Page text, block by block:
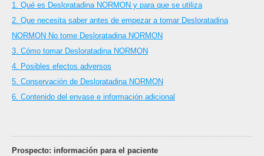
1. Qué es Desloratadina NORMON y para que se utiliza
2. Que necesita saber antes de empezar a tomar Desloratadina
NORMON No tome Desloratadina NORMON
3. Cómo tomar Desloratadina NORMON
4. Posibles efectos adversos
5. Conservación de Desloratadina NORMON
6. Contenido del envase e información adicional
Prospecto: información para el paciente